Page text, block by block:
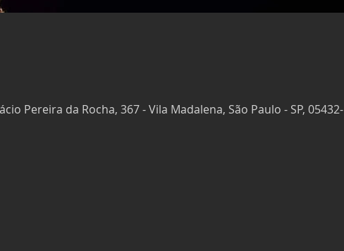
Pereira da Rocha, 367 - Vila Madalena, São Paulo - SP, 05432-